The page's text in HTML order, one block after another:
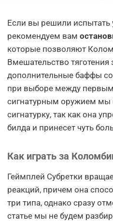
Если вы решили испытать
рекомендуем вам
которые позволяют
Вмешательство тяготения
дополнительные баффы
при выборе между
сигнатурным оружием мы
сигнатурку, так как она
билда и принесет чуть
Как играть за
Геймплей Субретки
реакций, причем она
три типа, однако сразу
статье мы не будем